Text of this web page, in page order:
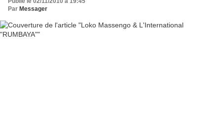
Par Messager